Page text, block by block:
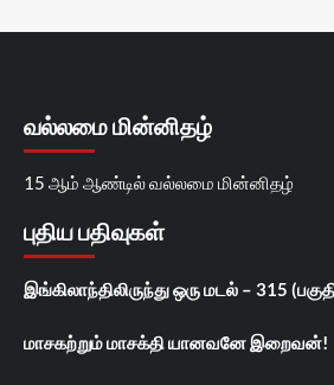
வல்லமை மின்னிதழ்
15 ஆம் ஆண்டில் வல்லமை மின்னிதழ்
புதிய பதிவுகள்
இங்கிலாந்திலிருந்து ஒரு மடல் – 315
மாசகற்றும் மாசக்தி யானவனே இறைவன்!